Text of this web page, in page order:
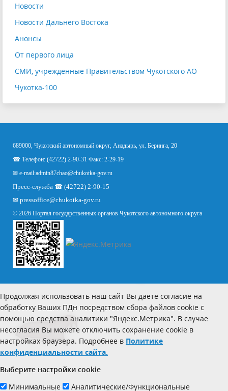
Новости
Новости Дальнего Востока
Анонсы
От первого лица
СМИ, учрежденные Правительством Чукотского АО
Чукотка-100
689000, Чукотский автономный округ, Анадырь, ул. Беринга, 20
☎ Телефон: (42722) 2-90-31 Факс: 2-29-19
✉ e-mail:admin87chao@chukotka-gov.ru
Пресс-служба ☎ (42722) 2-90-15
✉ pressoffice@chukotka-gov.ru
© 2026 Портал государственных органов Чукотского автономного округа
Продолжая использовать наш сайт Вы даете согласие на
обработку Ваших ПДн посредством сбора файлов cookie с
помощью средства аналитики "Яндекс.Метрика". В случае
несогласия Вы можете отключить сохранение cookie в
настройках браузера. Подробнее в Политике
конфиденциальности сайта.
Выберите настройки cookie
Минимальные
Аналитические/Функциональные